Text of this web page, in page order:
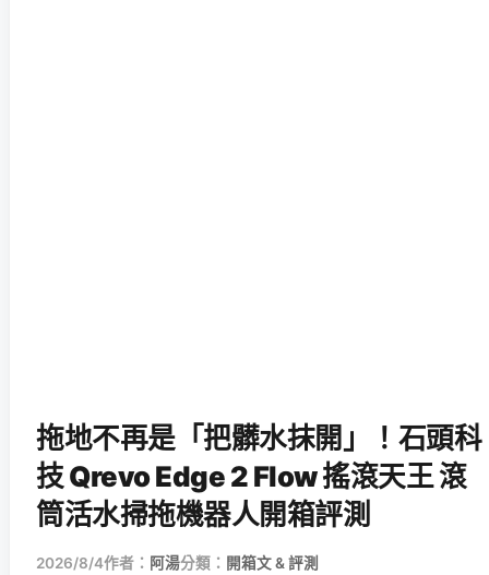
拖地不再是「把髒水抹開」！石頭科
技 Qrevo Edge 2 Flow 搖滾天王 滾
筒活水掃拖機器人開箱評測
2026/8/4作者： 阿湯分類： 開箱文 & 評測